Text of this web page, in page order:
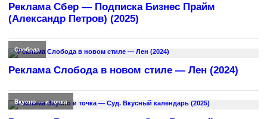
Реклама Сбер — Подписка Бизнес Прайм
(Александр Петров) (2025)
Слобода
Реклама Слобода в новом стиле — Лен (2024)
Вкусно — и точка